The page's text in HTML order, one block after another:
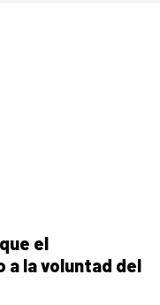
el
a la voluntad del